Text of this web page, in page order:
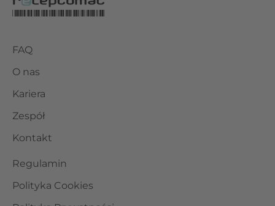
FAQ
O nas
Kariera
Zespół
Kontakt
Regulamin
Polityka Cookies